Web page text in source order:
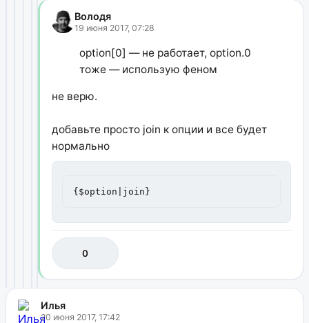
Володя
19 июня 2017, 07:28
option[0] — не работает, option.0
тоже — использую феном
не верю.
добавьте просто join к опции и все будет
нормально
{$option|join}
0
Илья
20 июня 2017, 17:42